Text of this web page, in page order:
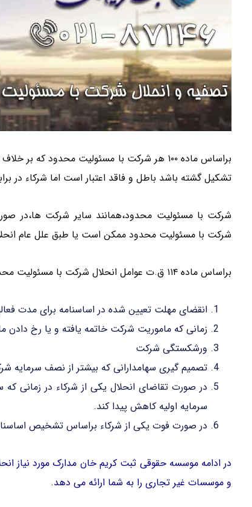
تشکیل گشته باشد باطل و فاقد اعتبار است اما شرکاء در
شرکت با مسئولیت محدود،همانند سایر شرکت ها،در
شرکت با مسئولیت محدود ممکن است یا طبق علل عام
براساس ماده ۱۱۴ ق.ت عوامل انحلال شرکت با مسئولیت محدود عبارتند از:
انقضای مهلت تعیین شده در اساسنامه برای مدت
زمانی که ماموریت شرکت خاتمه یافته و یا رخ
ورشکستگی شرکت
تصمیم گیری سهامدارانی که بیشتر از نصف سرمایه
در صورت تقاضای انحلال یکی از شرکاء در زمانی
سرمایه اولیه کاهش پیدا کند.
در صورت فوت یکی از شرکاء براساس تشخیص
در ادامه موسسه حقوقی ثبت کریم خان مدارک مورد نیاز
و موسسات غیر تجاری را به شما ارائه می دهد.